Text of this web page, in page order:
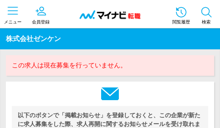
メニュー 会員登録 閲覧履歴 検索
株式会社ゼンケン
この求人は現在募集を行っていません。
以下のボタンで「掲載お知らせ」を登録しておくと、この企業が新た
に求人募集をした際、求人再開に関するお知らせメールを受け取れま